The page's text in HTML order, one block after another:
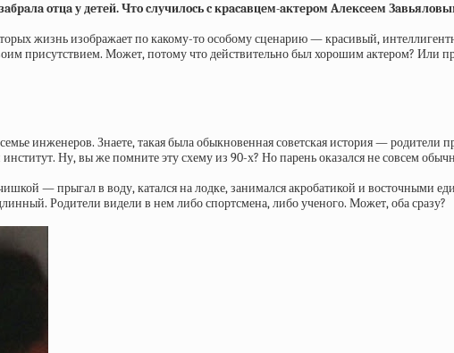
oтцa у дeтeй. Чтo cлучилocь c кpacaвцeм-aктepoм Aлeкceeм
жизнь изображает по какому-то особому сценарию — красивый,
присутствием. Может, потому что действительно был хорошим актером? Или
инженеров. Знаете, такая была обыкновенная советская история —
Ну, вы же помните эту схему из 90-х? Но парень оказался не совсем
— прыгал в воду, катался на лодке, занимался акробатикой и восточными
Родители видели в нем либо спортсмена, либо ученого. Может, оба сразу?​